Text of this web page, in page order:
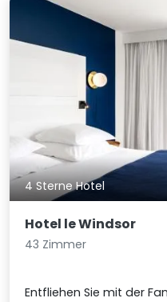
4 Sterne Hotel
Hotel le Windsor
43 Zimmer
Entfliehen Sie mit der